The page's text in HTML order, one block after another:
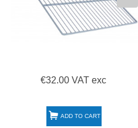
€32.00 VAT exc
ADD TO CART